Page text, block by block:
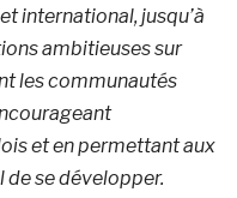
international, jusqu’à
ambitieuses sur
les communautés
et en permettant aux
se développer.